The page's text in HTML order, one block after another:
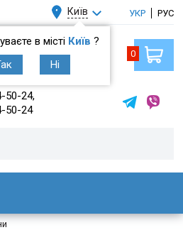
Київ
в місті Київ ?
Ні
УКР РУС
50-24,
50-24
0